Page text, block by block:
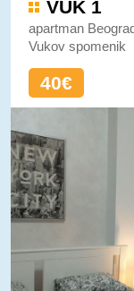
VUK 1
apartman
Vukov spomenik
40€